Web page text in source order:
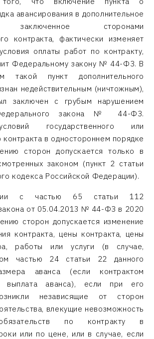
авансирования в дополнительное
заключенное сторонами
контракта, фактически изменяет
оплаты работ по контракту,
Федеральному закону № 44-ФЗ. В
такой пункт дополнительного
недействительным (ничтожным),
заключен с грубым нарушением
закона № 44-ФЗ.
государственного или
контракта в одностороннем порядке
сторон допускается только в
законом (пункт 2 статьи
кодекса Российской Федерации).
с частью 65 статьи 112
от 05.04.2013 № 44-ФЗ в 2020
сторон допускается изменение
контракта, цены контракта, цены
работы или услуги (в случае,
частью 24 статьи 22 данного
аванса (если контрактом
выплата аванса), если при его
независящие от сторон
влекущие невозможность
по контракту в
или по цене, или в случае, если